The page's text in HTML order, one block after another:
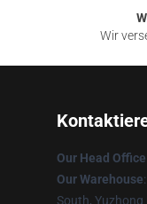
Wir
Our Head Office
Our Warehouse
South,